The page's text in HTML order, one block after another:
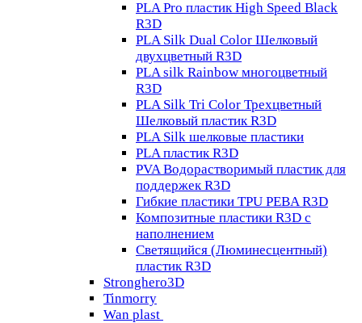
PLA Pro пластик High Speed Black
R3D
PLA Silk Dual Color Шелковый
двухцветный R3D
PLA silk Rainbow многоцветный
R3D
PLA Silk Tri Color Трехцветный
Шелковый пластик R3D
PLA Silk шелковые пластики
PLA пластик R3D
PVA Водорастворимый пластик для
поддержек R3D
Гибкие пластики TPU PEBA R3D
Композитные пластики R3D с
наполнением
Светящийся (Люминесцентный)
пластик R3D
Stronghero3D
Tinmorry
Wan plast